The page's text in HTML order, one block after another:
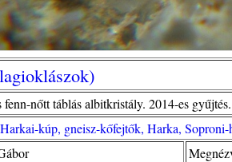
fenn-nőtt táblás albitkristály. 2014-es gyűjtés.
Harkai-kúp, gneisz-kőfejtők, Harka, Soproni-